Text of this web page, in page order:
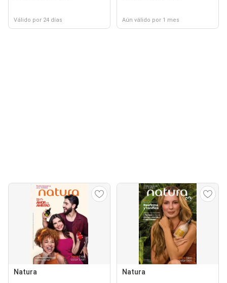
Válido por 24 días Aún válido por 1 mes
Natura Natura